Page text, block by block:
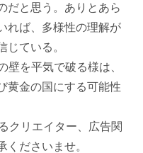
だと思う。ありとあら
れば、多様性の理解が
じている。
壁を平気で破る様は、
黄金の国にする可能性
クリエイター、広告関
くださいませ。